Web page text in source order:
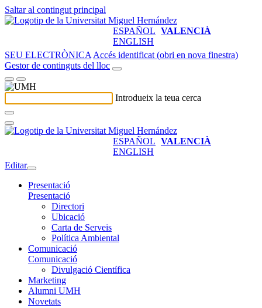
Saltar al contingut principal
ESPAÑOL VALENCIÀ
ENGLISH
SEU ELECTRÒNICA Accés identificat (obri en nova finestra)
Gestor de continguts del lloc
Introdueix la teua cerca
ESPAÑOL VALENCIÀ
ENGLISH
Editar
Presentació
Presentació
Directori
Ubicació
Carta de Serveis
Política Ambiental
Comunicació
Comunicació
Divulgació Científica
Marketing
Alumni UMH
Novetats